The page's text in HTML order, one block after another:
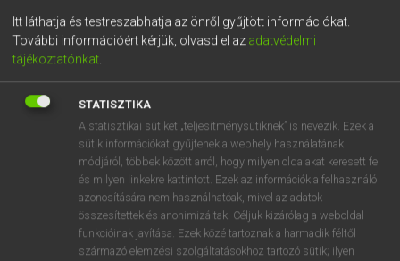
Európai uniós terminológiai szótár
VAN ELŐFIZETÉSED?
Van előfizetésem a teljes szócikk megtekintéséhez.
BELÉPÉS
Itt láthatja és testreszabhatja az önről gyűjtött információkat.
További információért kérjük, olvasd el az adatvédelmi
tájékoztatónkat.
STATISZTIKA
A statisztikai sütiket „teljesítménysütiknek” is nevezik. Ezek a
sütik információkat gyűjtenek a webhely használatának
módjáról, többek között arról, hogy milyen oldalakat keresett fel
és milyen linkekre kattintott. Ezek az információk a felhasználó
azonosítására nem használhatóak, mivel az adatok
összesítettek és anonimizáltak. Céljuk kizárólag a weboldal
funkcióinak javítása. Ezek közé tartoznak a harmadik féltől
származó elemzési szolgáltatásokhoz tartozó sütik; ilyen
t z u i o p
g h j k l é á ű Ω
n m , . AltGr